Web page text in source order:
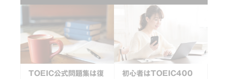
TOEIC公式問題集は復
初心者はTOEIC400